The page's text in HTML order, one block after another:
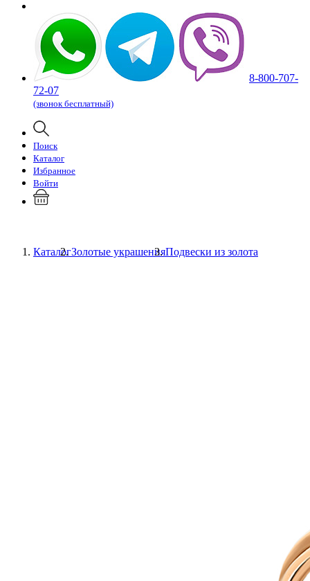
8-800-707-
72-07
(звонок бесплатный)
Поиск
Каталог
Избранное
Войти
КаталогЗолотые украшенияПодвески из золота